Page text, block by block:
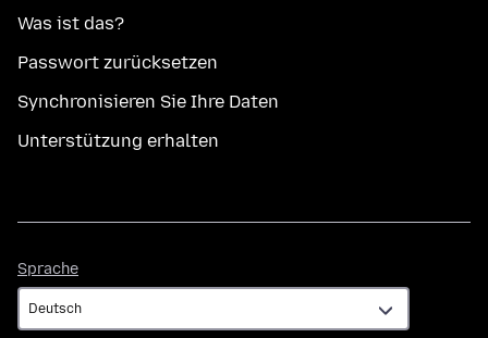
Was ist das?
Passwort zurücksetzen
Synchronisieren Sie Ihre Daten
Unterstützung erhalten
Sprache